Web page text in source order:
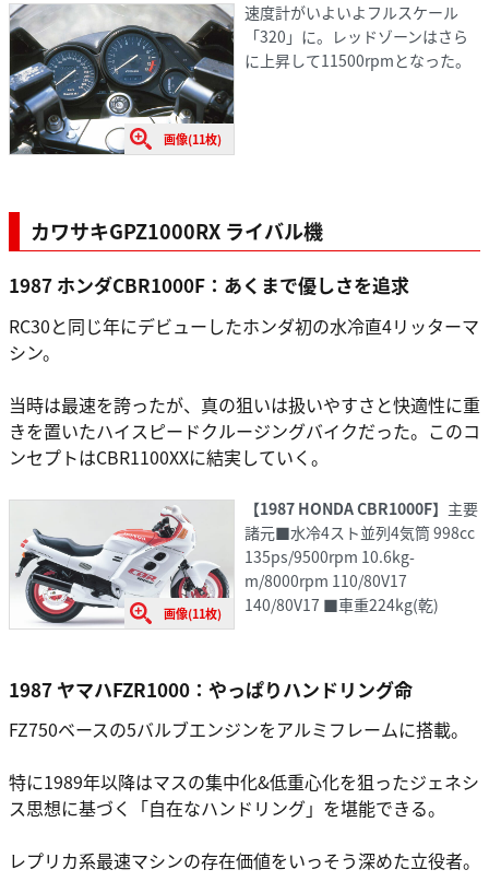
画像(11枚)
速度計がいよいよフルスケール
「320」に。レッドゾーンはさら
に上昇して11500rpmとなった。
カワサキGPZ1000RX ライバル機
1987 ホンダCBR1000F：あくまで優しさを追求
RC30と同じ年にデビューしたホンダ初の水冷直4リッターマ
シン。
当時は最速を誇ったが、真の狙いは扱いやすさと快適性に重
きを置いたハイスピードクルージングバイクだった。このコ
ンセプトはCBR1100XXに結実していく。
画像(11枚)
【1987 HONDA CBR1000F】 主要
諸元■水冷4スト並列4気筒 998cc
135ps/9500rpm 10.6kg-
m/8000rpm 110/80V17
140/80V17 ■車重224kg(乾)
1987 ヤマハFZR1000：やっぱりハンドリング命
FZ750ベースの5バルブエンジンをアルミフレームに搭載。
特に1989年以降はマスの集中化&低重心化を狙ったジェネシ
ス思想に基づく「自在なハンドリング」を堪能できる。
レプリカ系最速マシンの存在価値をいっそう深めた立役者。